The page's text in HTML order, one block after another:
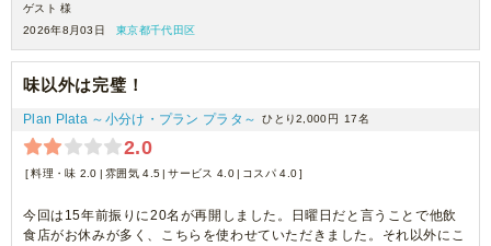
ゲスト 様
2026年8月03日
東京都千代田区
味以外は完璧！
Plan Plata ～小分け・プラン プラタ～ ひとり2,000円 17名
2.0
料理・味 2.0 雰囲気 4.5 サービス 4.0 コスパ 4.0
今回は15年前振りに20名が再開しました。日曜日だと言うことで他飲
食店がお休みが多く、こちらを使わせていただきました。それ以外にこ